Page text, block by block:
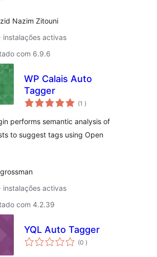
Nazim Zitouni
instalações activas
com 6.9.6
WP Calais Auto
Tagger
(1 classificações
)
performs semantic analysis of
to suggest tags using Open
instalações activas
com 4.2.39
YQL Auto Tagger
(0 classificações
)